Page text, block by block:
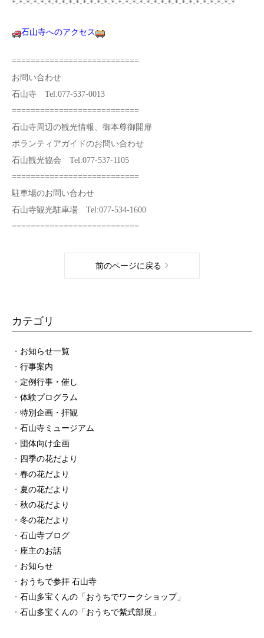
*-*-*-*-*-*-*-*-*-*-*-*-*-*-*-*-*-*-*-*-*-*-*-*-*-*-*-*-*-*-*-*
石山寺へのアクセス
===========================
お問い合わせ
石山寺 Tel:077-537-0013
===========================
石山寺周辺の観光情報、御本尊御開扉
ボランティアガイドのお問い合わせ
石山観光協会 Tel:077-537-1105
===========================
駐車場のお問い合わせ
石山寺観光駐車場 Tel:077-534-1600
===========================
前のページに戻る
カテゴリ
お知らせ一覧
行事案内
定例行事・催し
体験プログラム
特別企画・拝観
石山寺ミュージアム
団体向け企画
四季の花だより
春の花だより
夏の花だより
秋の花だより
冬の花だより
石山寺ブログ
座主のお話
お知らせ
おうちで参拝 石山寺
石山多宝くんの「おうちでワークショップ」
石山多宝くんの「おうちで紫式部展」